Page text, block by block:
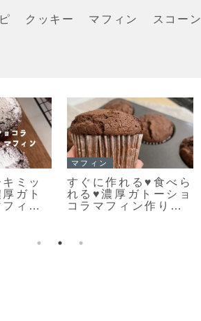
クッキー マフィン スコーン
ドォ
ーン♡
ちゃ
スコーン
手軽に作る♪とっても
美味しい♡見た目も
キレイなスコーン作